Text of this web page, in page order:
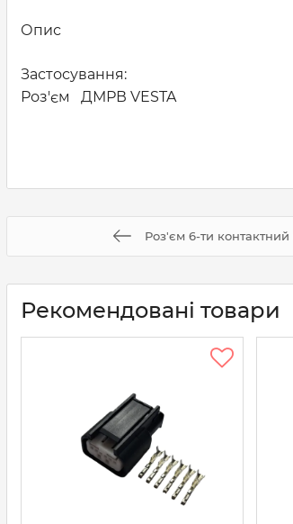
Опис
Застосування:
Роз'єм ДМРВ VESTA
Роз'єм 6-ти контактний
Рекомендовані товари